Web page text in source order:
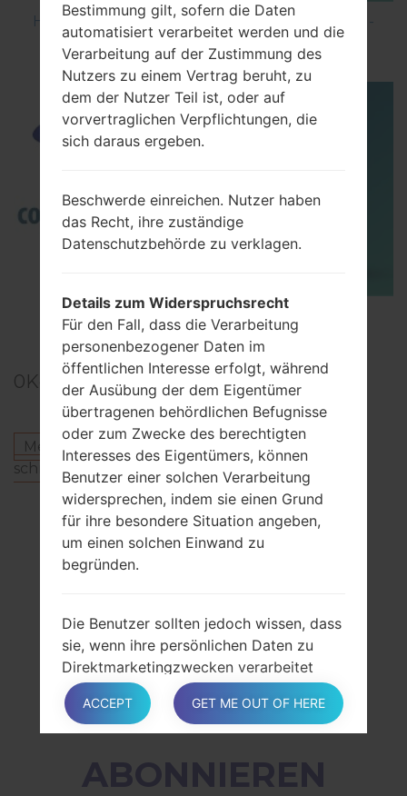
How to Hard Reset on Samsung Galaxy G6 SM-
G920P?
TOP 5 SECRET CODES for Samsung
0Kommentare
Melden Sie sich an
um einen Kommentar zu
schreiben.
Andere Modelle aus dieser Serie
SamsungGalaxy Tab S 10.5SCT21
SamsungGalaxy Tab S 10.5SM-T800
SamsungGalaxy Tab S 10.5SM-T805S
SamsungGalaxy Tab S 10.5SM-T805Y
SamsungGalaxy Tab S 10.5SM-T807
SamsungGalaxy Tab S 10.5SM-T807V
ABONNIEREN
Bestimmung gilt, sofern die Daten
automatisiert verarbeitet werden und die
Verarbeitung auf der Zustimmung des
Nutzers zu einem Vertrag beruht, zu
dem der Nutzer Teil ist, oder auf
vorvertraglichen Verpflichtungen, die
sich daraus ergeben.
Beschwerde einreichen. Nutzer haben
das Recht, ihre zuständige
Datenschutzbehörde zu verklagen.
Details zum Widerspruchsrecht
Für den Fall, dass die Verarbeitung
personenbezogener Daten im
öffentlichen Interesse erfolgt, während
der Ausübung der dem Eigentümer
übertragenen behördlichen Befugnisse
oder zum Zwecke des berechtigten
Interesses des Eigentümers, können
Benutzer einer solchen Verarbeitung
widersprechen, indem sie einen Grund
für ihre besondere Situation angeben,
um einen solchen Einwand zu
begründen.
Die Benutzer sollten jedoch wissen, dass
sie, wenn ihre persönlichen Daten zu
Direktmarketingzwecken verarbeitet
werden, jederzeit dieser Verarbeitung
ohne Begründung widersprechen
können. Um herauszufinden, ob der
Zwecken des Direktmarketings
ACCEPT GET ME OUT OF HERE